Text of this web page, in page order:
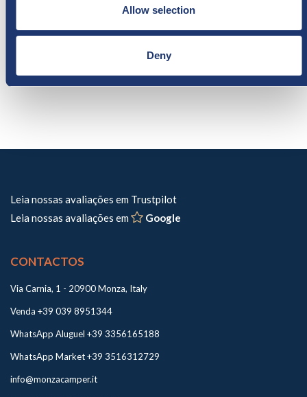
Allow selection
Deny
Leia nossas avaliações em Trustpilot
Leia nossas avaliações em
Google
CONTACTOS
Via Carnia, 1 - 20900 Monza, Italy
Venda +39 039 8951344
WhatsApp Aluguel +39 3356165188
WhatsApp Market +39 3516312729
info@monzacamper.it